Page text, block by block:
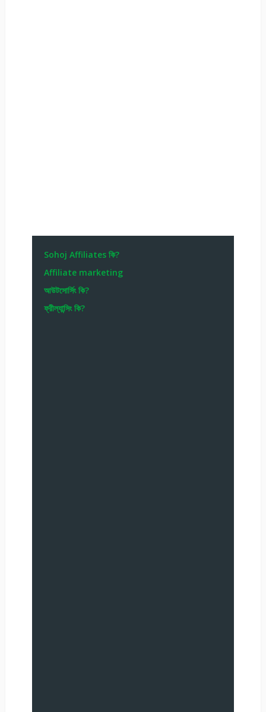
Sohoj Affiliates কি?
Affiliate marketing
আউটসোর্সিং কি?
ফ্রীল্যান্সিং কি?